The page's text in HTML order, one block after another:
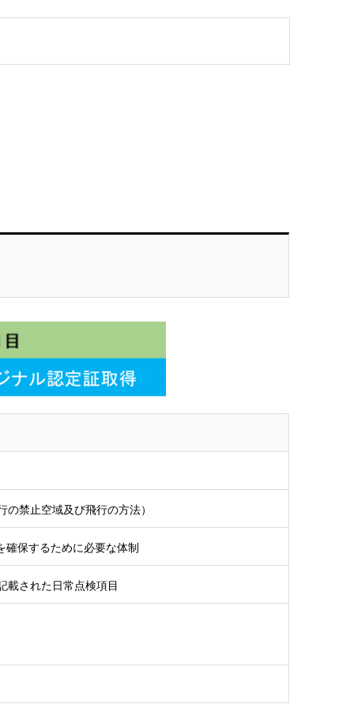
禁止空域及び飛行の方法）
確保するために必要な体制
載された日常点検項目